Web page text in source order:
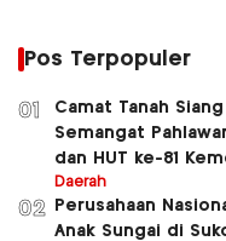
Pos Terpopuler
01
Camat Tanah
Semangat
dan HUT ke-81
Daerah
02
Perusahaan
Anak Sungai di